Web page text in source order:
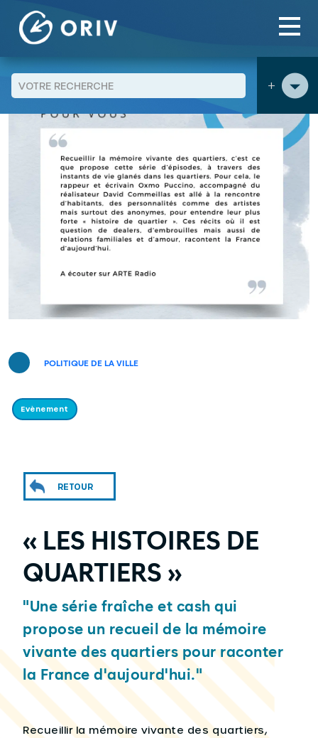
Aller au contenu
+
Blog > Evenement agenda "Les histoires de quartiers"
POLITIQUE DE LA VILLE
Evènement
RETOUR
« LES HISTOIRES DE
QUARTIERS »
"Une série fraîche et cash qui
propose un recueil de la mémoire
vivante des quartiers pour raconter
la France d'aujourd'hui."
Recueillir la mémoire vivante des quartiers,
Panneau de gestion des cookies